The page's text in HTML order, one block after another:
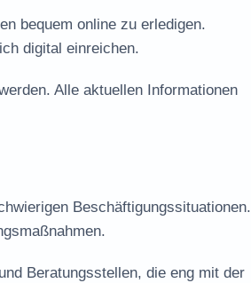
bequem online zu erledigen.
digital einreichen.
Alle aktuellen Informationen
Beschäftigungssituationen.
Beratungsstellen, die eng mit der